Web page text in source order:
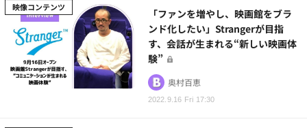
映像コンテンツ
2022.9.16 Fri 17:30
「ファンを増やし、映画館をブラ
ンド化したい」Strangerが目指
す、会話が生まれる“新しい映画体
験”
奥村百恵